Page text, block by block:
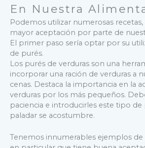
En Nuestra
Podemos utilizar numerosas
mayor aceptación por parte de
El primer paso sería optar por su
de purés.
Los purés de verduras son una
incorporar una ración de verduras a
cenas. Destaca la importancia en la
verduras por los más pequeños.
paciencia e introducirles este tipo de
paladar se acostumbre.
Tenemos innumerables ejemplos